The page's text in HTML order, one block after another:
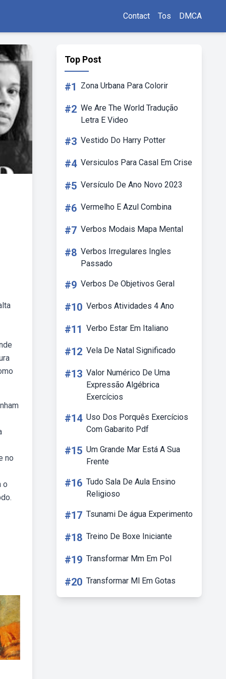
Contact Tos DMCA
no
o
Top Post
#1 Zona Urbana Para Colorir
#2 We Are The World Tradução
Letra E Video
#3 Vestido Do Harry Potter
#4 Versiculos Para Casal Em Crise
#5 Versículo De Ano Novo 2023
#6 Vermelho E Azul Combina
#7 Verbos Modais Mapa Mental
#8 Verbos Irregulares Ingles
Passado
#9 Verbos De Objetivos Geral
#10 Verbos Atividades 4 Ano
#11 Verbo Estar Em Italiano
#12 Vela De Natal Significado
#13 Valor Numérico De Uma
Expressão Algébrica
Exercícios
#14 Uso Dos Porquês Exercícios
Com Gabarito Pdf
#15 Um Grande Mar Está A Sua
Frente
#16 Tudo Sala De Aula Ensino
Religioso
#17 Tsunami De água Experimento
#18 Treino De Boxe Iniciante
#19 Transformar Mm Em Pol
#20 Transformar Ml Em Gotas